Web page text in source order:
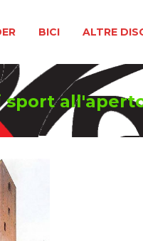
BICI ALTRE
sport